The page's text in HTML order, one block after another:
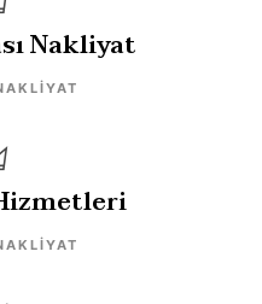
Nakliyat